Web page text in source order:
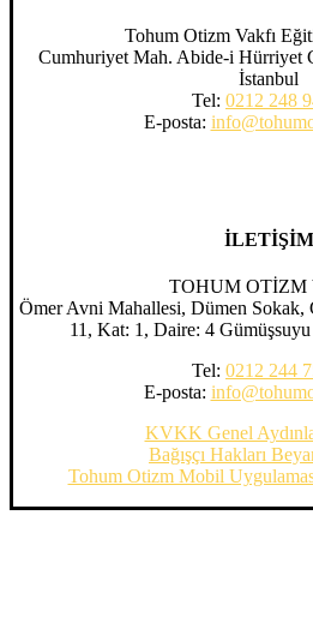
Tohum Otizm Vakfı
Cumhuriyet Mah. Abide-i Hürriyet
İstanbul
Tel: 0212 248
E-posta:
İLETİŞİM
TOHUM OTİZM
Ömer Avni Mahallesi, Dümen Sokak,
11, Kat: 1, Daire: 4
Tel: 0212 244
E-posta:
KVKK Genel
Bağışçı Hakları
Tohum Otizm Mobil